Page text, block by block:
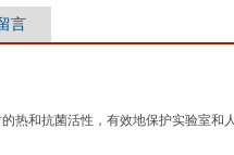
言
热和抗菌活性，有效地保护实验室